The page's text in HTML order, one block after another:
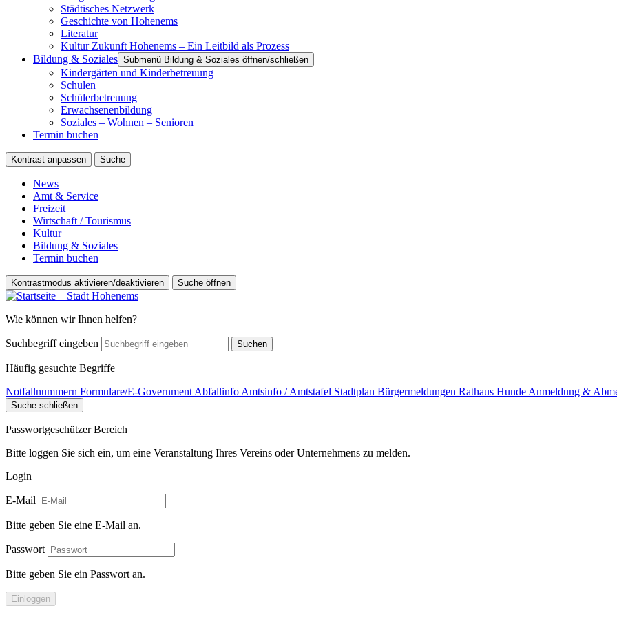
Städtisches Netzwerk
Geschichte von Hohenems
Literatur
Kultur Zukunft Hohenems – Ein Leitbild als Prozess
Bildung & Soziales Submenü Bildung & Soziales öffnen/schließen
Kindergärten und Kinderbetreuung
Schulen
Schülerbetreuung
Erwachsenenbildung
Soziales – Wohnen – Senioren
Termin buchen
Kontrast anpassen Suche
News
Amt & Service
Freizeit
Wirtschaft / Tourismus
Kultur
Bildung & Soziales
Termin buchen
Kontrastmodus aktivieren/deaktivieren Suche öffnen
Wie können wir Ihnen helfen?
Suchbegriff eingeben Suchen
Häufig gesuchte Begriffe
Notfallnummern Formulare/E-Government Abfallinfo Amtsinfo / Amtstafel Stadtplan Bürgermeldungen Rathaus Hunde Anmeldung &
Suche schließen
Passwortgeschützer Bereich
Bitte loggen Sie sich ein, um eine Veranstaltung Ihres Vereins oder Unternehmens zu melden.
Login
E-Mail
Bitte geben Sie eine E-Mail an.
Passwort
Bitte geben Sie ein Passwort an.
Einloggen